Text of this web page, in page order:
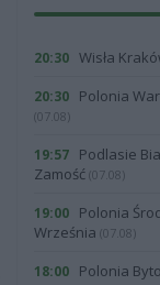
20:30 Wisła
20:30 Polonia
(07.08)
19:57
Podlasie
Zamość (07.08)
19:00
Polonia
Września (07.08)
18:00 Polonia